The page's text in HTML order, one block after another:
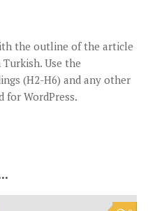
the outline of the article
Use the
(H2-H6) and any other
for WordPress.